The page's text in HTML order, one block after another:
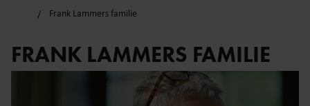
Frank Lammers familie
FRANK LAMMERS FAMILIE